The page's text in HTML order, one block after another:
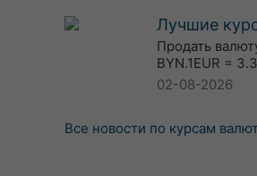
Лучшие
Продать
BYN.1EUR =
02-08-2026
Все новости по курсам